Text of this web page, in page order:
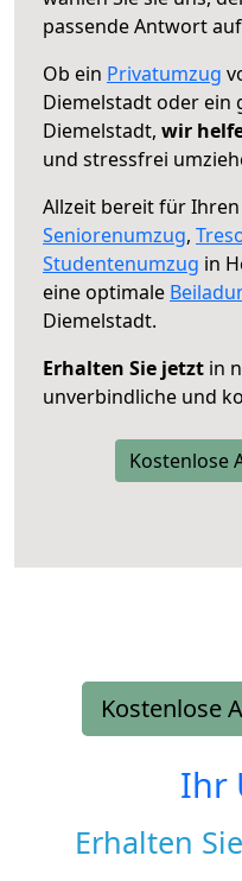
passende Antwort
Ob ein Privatumzug
Diemelstadt oder ein
Diemelstadt, wir
und stressfrei
Allzeit bereit für Ihren
Seniorenumzug,
Studentenumzug in
eine optimale
Diemelstadt.
Erhalten Sie jetzt in
unverbindliche und
Kostenlose
Kostenlose
Ihr
Erhalten